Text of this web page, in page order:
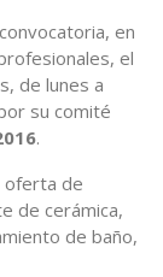
en
el
de lunes a
su comité
.
oferta de
de cerámica,
de baño,